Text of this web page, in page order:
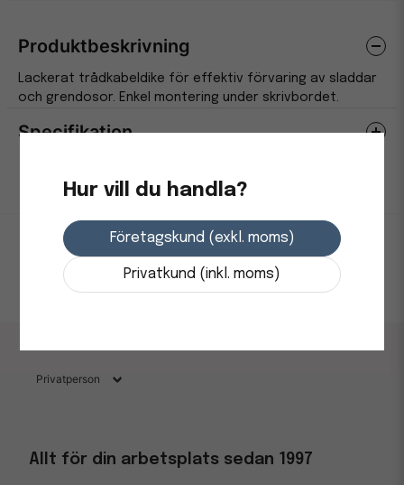
Produktbeskrivning
Lackerat trådkabeldike för effektiv förvaring av sladdar
och grendosor. Enkel montering under skrivbordet.
Specifikation
185
790
Hur vill du handla?
Företagskund (exkl. moms)
Privatkund (inkl. moms)
Allt för din arbetsplats sedan 1997